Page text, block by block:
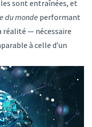
sont entraînées, et
du monde performant
réalité — nécessaire
à celle d’un